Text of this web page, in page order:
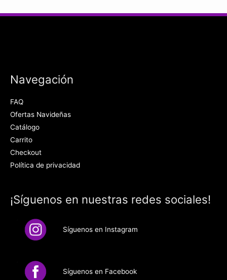
Navegación
FAQ
Ofertas Navideñas
Catálogo
Carrito
Checkout
Política de privacidad
¡Síguenos en nuestras redes sociales!
Síguenos en Instagram
Síguenos en Facebook